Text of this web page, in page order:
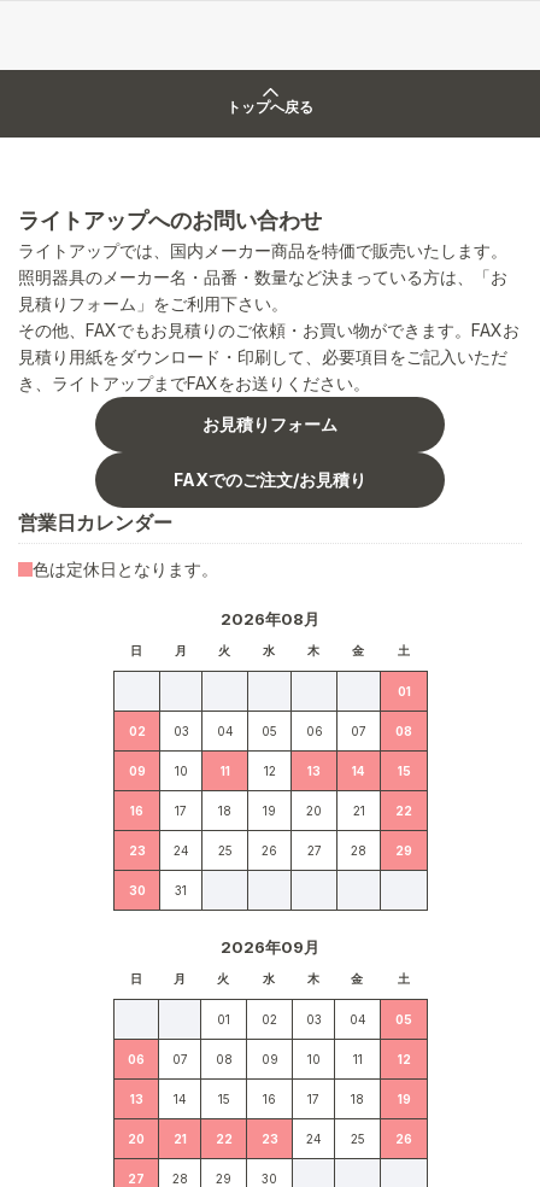
トップへ戻る
ライトアップへのお問い合わせ
ライトアップでは、国内メーカー商品を特価で販売いたします。
照明器具のメーカー名・品番・数量など決まっている方は、「お
見積りフォーム」をご利用下さい。
その他、FAXでもお見積りのご依頼・お買い物ができます。FAXお
見積り用紙をダウンロード・印刷して、必要項目をご記入いただ
き、ライトアップまでFAXをお送りください。
お見積りフォーム
FAXでのご注文/お見積り
営業日カレンダー
2026年08月
日 月 火 水 木 金 土
01
02 03 04 05 06 07 08
09 10 11 12 13 14 15
16 17 18 19 20 21 22
23 24 25 26 27 28 29
30 31
2026年09月
日 月 火 水 木 金 土
01 02 03 04 05
06 07 08 09 10 11 12
13 14 15 16 17 18 19
20 21 22 23 24 25 26
27 28 29 30
色は定休日となります。